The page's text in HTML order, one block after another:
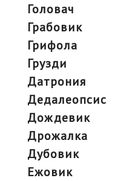
головач
грабовик
грифола
грузди
датрония
дедалеопсис
дождевик
дрожалка
дубовик
ежовик